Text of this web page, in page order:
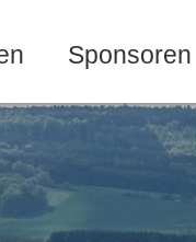
Sponsoren